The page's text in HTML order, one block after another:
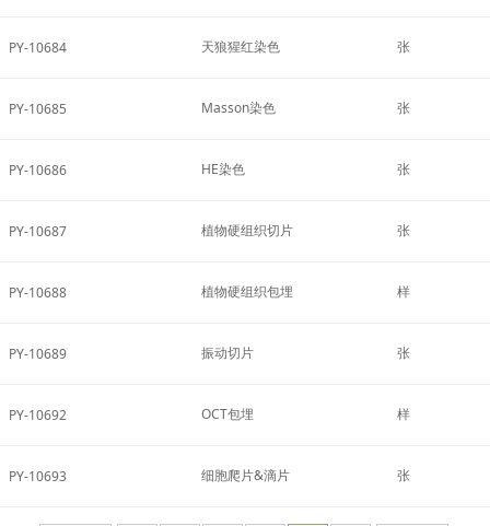
PY-10684 天狼猩红染色 张
PY-10685 Masson染色 张
PY-10686 HE染色 张
PY-10687 植物硬组织切片 张
PY-10688 植物硬组织包埋 样
PY-10689 振动切片 张
PY-10692 OCT包埋 样
PY-10693 细胞爬片&滴片 张